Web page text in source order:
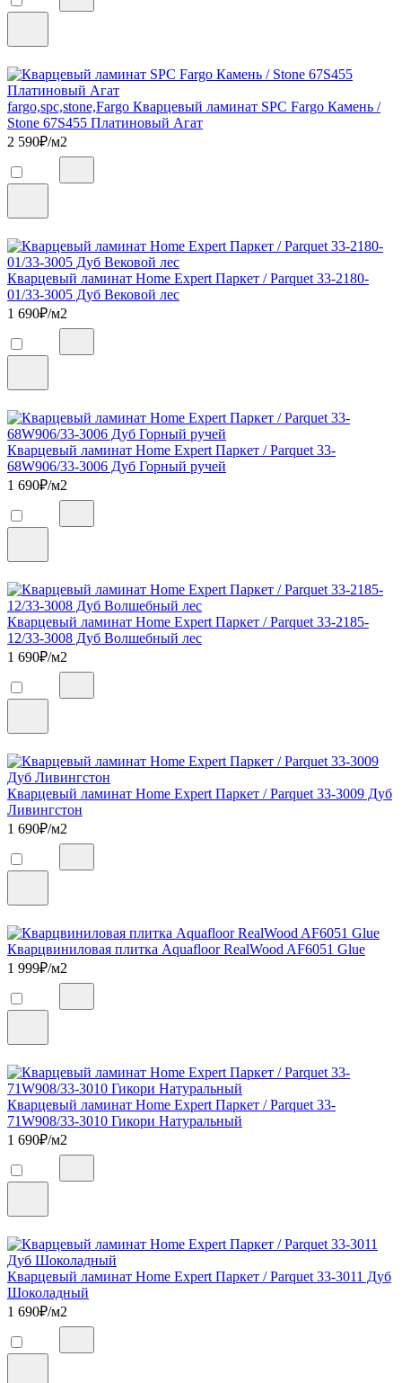
fargo,spc,stone,Fargo Кварцевый ламинат SPC Fargo Камень /
Stone 67S455 Платиновый Агат
2 590₽/м2
Кварцевый ламинат Home Expert Паркет / Parquet 33-2180-
01/33-3005 Дуб Вековой лес
1 690₽/м2
Кварцевый ламинат Home Expert Паркет / Parquet 33-
68W906/33-3006 Дуб Горный ручей
1 690₽/м2
Кварцевый ламинат Home Expert Паркет / Parquet 33-2185-
12/33-3008 Дуб Волшебный лес
1 690₽/м2
Кварцевый ламинат Home Expert Паркет / Parquet 33-3009 Дуб
Ливингстон
1 690₽/м2
Кварцвиниловая плитка Aquafloor RealWood AF6051 Glue
1 999₽/м2
Кварцевый ламинат Home Expert Паркет / Parquet 33-
71W908/33-3010 Гикори Натуральный
1 690₽/м2
Кварцевый ламинат Home Expert Паркет / Parquet 33-3011 Дуб
Шоколадный
1 690₽/м2